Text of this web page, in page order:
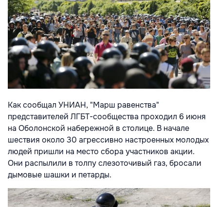
Как сообщал УНИАН, "Марш равенства"
представителей ЛГБТ-сообщества проходил 6 июня
на Оболонской набережной в столице. В начале
шествия около 30 агрессивно настроенных молодых
людей пришли на место сбора участников акции.
Они распылили в толпу слезоточивый газ, бросали
дымовые шашки и петарды.